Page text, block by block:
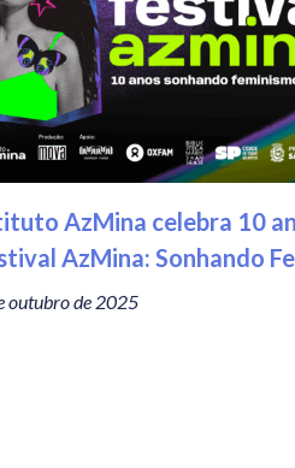
AzMina celebra 10
AzMina: Sonhando
outubro de 2025